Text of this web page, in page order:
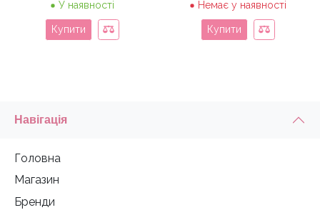
495 грн.
У наявності
Купити
Немає у наявності
Купити
Навігація
Головна
Магазин
Бренди